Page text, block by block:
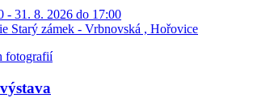
- 31. 8. 2026 do 17:00
Starý zámek - Vrbnovská , Hořovice
fotografií